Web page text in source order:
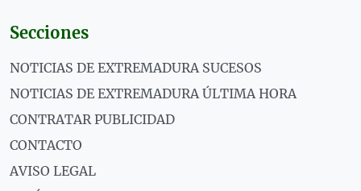
Secciones
NOTICIAS DE EXTREMADURA SUCESOS
NOTICIAS DE EXTREMADURA ÚLTIMA HORA
CONTRATAR PUBLICIDAD
CONTACTO
AVISO LEGAL